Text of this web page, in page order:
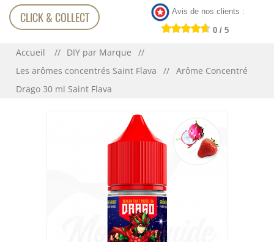
CLICK & COLLECT Avis de nos clients :
0 / 5
Accueil
DIY par Marque
Les arômes concentrés Saint Flava
Arôme Concentré
Drago 30 ml Saint Flava